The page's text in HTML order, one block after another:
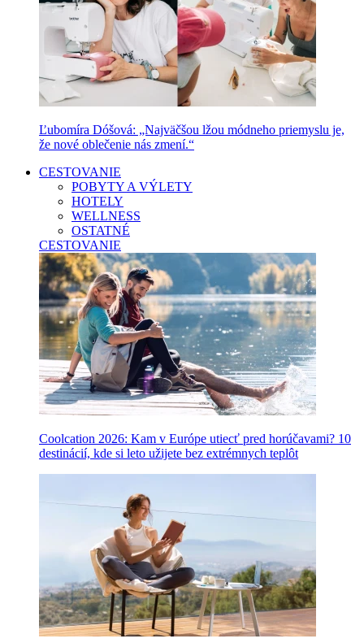
Ľubomíra Dóšová: „Najväčšou lžou módneho priemyslu je,
že nové oblečenie nás zmení.“
CESTOVANIE
POBYTY A VÝLETY
HOTELY
WELLNESS
OSTATNÉ
CESTOVANIE
Coolcation 2026: Kam v Európe utiecť pred horúčavami? 10
destinácií, kde si leto užijete bez extrémnych teplôt